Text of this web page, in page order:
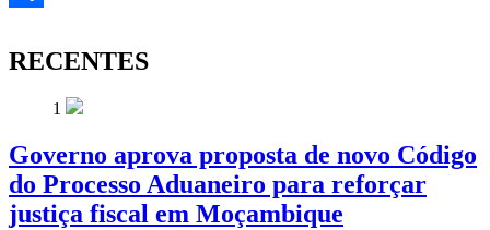
RECENTES
1
Governo aprova proposta de novo Código
do Processo Aduaneiro para reforçar
justiça fiscal em Moçambique